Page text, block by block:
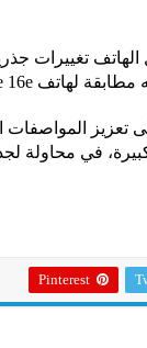
تعزيز المواصفات
كبيرة، في
Pinterest